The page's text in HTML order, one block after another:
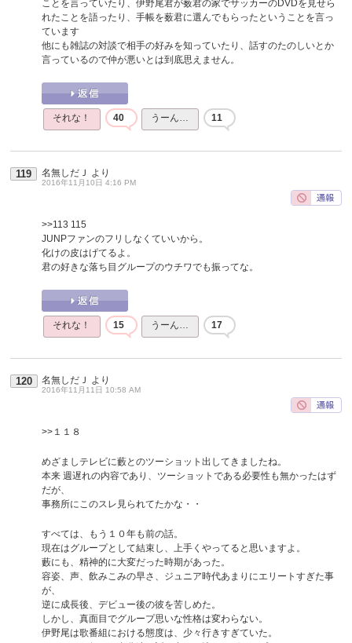
ことを言っていたり、伊野尾君が薮君の家でサッカーのDVDを見せら
れたことを語ったり、手帳を薮君に選んでもらったということを言っ
ています
他にも雑誌の対談で相手の好みを知っていたり、話すのたのしいとか
言っているので仲が悪いとは到底思えません。
それな！ 40 うーん… 11
119 名無しだＪ より
2016年11月10日 4:16 PM
>>113 115
JUNPファンのフリしなくていいから。
化けの皮はげてるよ。
君の好きな落ち目グループのウチワでも振ってな。
それな！ 15 うーん… 17
120 名無しだＪ より
2016年11月11日 10:58 AM
>>１１８
めざましテレビに藪とのツーショット出してきましたね。
本来 週遅れの内容であり、ツーショットである必要性も無かったはず
だが、
事務所にこのスレ見られてたかな・・
すべては、もう１０年も前の話。
現在はグループとして結束し、上手くやってると思いますよ。
藪にも、精神的に大変だった時期があった。
容姿、声、飲みこみの早さ、ジュニア時代あまりにエリートすぎた事
が、
逆に成長後、デビュー後の彼を苦しめた。
しかし、真面目でグループ思いな性格は変わらない。
伊野尾は歌番組における態度は、少々行きすぎていた。